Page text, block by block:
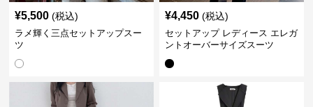
¥5,500 (税込)
ラメ輝く三点セットアップスー
ツ
¥4,450 (税込)
セットアップ レディース エレガ
ントオーバーサイズスーツ